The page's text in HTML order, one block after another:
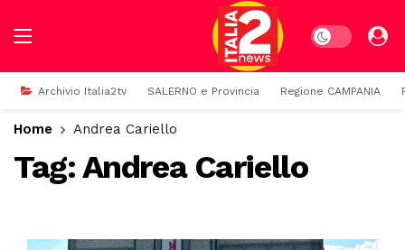
Dark mode
Archivio Italia2tv SALERNO e Provincia Regione CAMPANIA
Home Andrea Cariello
Tag:Andrea Cariello